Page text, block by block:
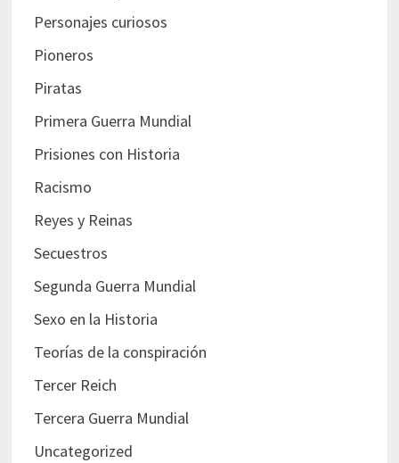
Personajes curiosos
Pioneros
Piratas
Primera Guerra Mundial
Prisiones con Historia
Racismo
Reyes y Reinas
Secuestros
Segunda Guerra Mundial
Sexo en la Historia
Teorías de la conspiración
Tercer Reich
Tercera Guerra Mundial
Uncategorized